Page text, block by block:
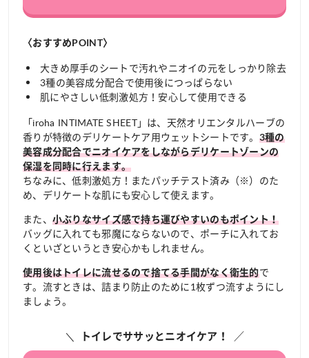
〈おすすめPOINT〉
大きめ厚手のシートで汚れやニオイの元をしっかり除去
3種の美容成分配合で使用後につっぱらない
肌にやさしい低刺激処方！安心して使用できる
「iroha INTIMATE SHEET」は、天然オリエンタルハーブの
香りが特徴のデリケートケア用ウェットシートです。 3種の
美容成分配合でニオイケアをしながらデリケートゾーンの
保湿を同時に行えます。
ちなみに、低刺激処方！またパッチテスト済み（※）のた
め、デリケートな肌にも安心して使えます。
また、 小ぶりなサイズ感で持ち運びやすいのもポイント！
バッグに入れても邪魔にならないので、ポーチに入れてお
くといざというとき安心かもしれません。
使用後はトイレに流せるので捨てる手間がなく衛生的で
す。流すときは、詰まり防止のために1枚ずつ流すようにし
ましょう。
トイレでササッとニオイケア！